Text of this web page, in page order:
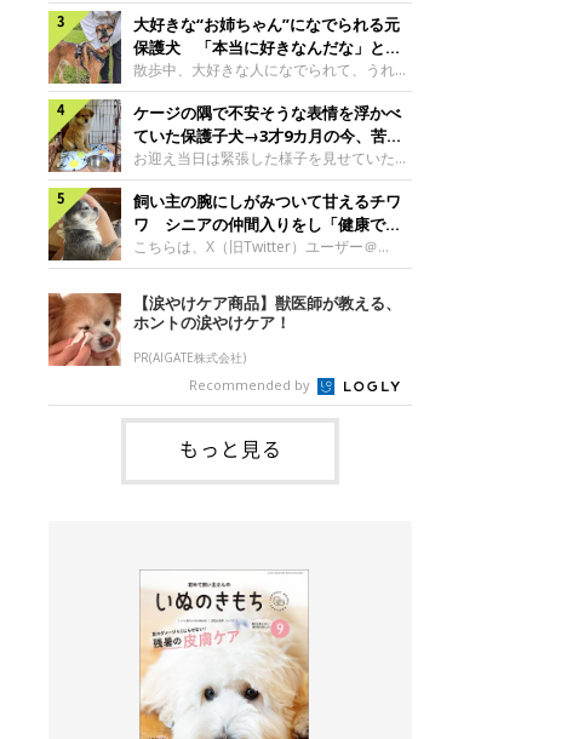
成長を飼い主さんと振り返ります！神楽ち
ゃんの成長について聞いた！お迎えから数
日後の神楽ちゃん（撮影時生後2カ月）＠
Kus1oKg2vsgdWS2――お迎え当初の神楽
ちゃんの様子について教えてください。飼
い主さん： 「お迎え当日から“ヘソ天”で寝
るようなコでし
まな変化が見られるようになりました。遊
び疲れて眠る生後2カ月のなっちゃん遊び
疲れた様子のなっちゃん。@Pkndg_紹介
するのは、X（旧Twitter）ユーザー
@Pkndg_さんの愛犬・なっちゃん（取材
時、生後4カ月／柴犬）。こちらの写真
は、なっちゃんが生後2カ月のころに撮影
された一枚です。この日、なっちゃんは家
族と一緒におもちゃで遊んでいました。た
くさん遊んで疲れたのか、その後は眠り始
めたそうです。眠るなっちゃん。
@Pkndg_
大好きな“お姉ちゃん”になでられる元
保護犬 「本当に好きなんだな」と感
じる表情にほっこり
散歩中、大好きな人になでられて、うれし
そうな表情を見せる元保護犬。甘えるよう
な姿に、見ているこちらまでほっこりしま
す。大好きな“お姉ちゃん”に甘える小次郎
くん妹さんになでてもらい、うれしそうな
表情を見せる小次郎くん（2026年6月撮
影）。@mika_Jimmy紹介するのは、X（旧
Twitter）ユーザー@mika_Jimmyさんの愛
犬・小次郎くん（撮影時5才）。こちら
は、飼い主さんの妹さんと一緒に散歩をし
日、飼い主さんは実家から自宅へ帰る途
中、妹さんと公園で待ち合わせ
ケージの隅で不安そうな表情を浮かべ
ていた保護子犬→3才9カ月の今、苦手
を克服し頼もしいコに成長！
お迎え当日は緊張した様子を見せていた元
野犬の保護子犬。あれから約3年半、苦手
だったことを一つひとつ克服し、家族に寄
り添う姿を見せています。お迎え当日、ケ
ージの隅で不安そうにお迎え当日のシルビ
アちゃん。@nemonemotos今回紹介する
のは、X（旧Twitter）ユーザー
@nemonemotosさんの愛犬・シルビアち
ゃん（撮影当時、生後推定2カ月）。飼い
主さんが「#最初に撮った一枚」として投
稿した写真には、ケージの隅で不安そうな
表情を浮かべるシルビアちゃんの姿が写っ
ていました。こちらは、保護犬だったシル
飼い主の腕にしがみついて甘えるチワ
ワ シニアの仲間入りをし「健康で穏
やかな暮らしが続いてほしい」と願う
こちらは、X（旧Twitter）ユーザー＠
kotubusuke617さんが投稿した写真。写
っているのは、愛犬でチワワのつぶしゃん
（本名：こつぶちゃん）です。飼い主さん
の腕にしがみつくつぶしゃん（撮影時6
才）＠kotubusuke617撮影当時の状況に
ついて伺うと、飼い主さんはこう教えてく
れました。飼い主さん： 「ある休日のこ
とです。私がソファに座った途端にひざの
上にのってきたので、そのままなでながら
テレビを見ていたのですが、微動だにしな
いので気になって見てみると、腕にしがみ
【涙やけケア商品】獣医師が教える、
ホントの涙やけケア！
PR(AIGATE株式会社)
Recommended by
もっと見る